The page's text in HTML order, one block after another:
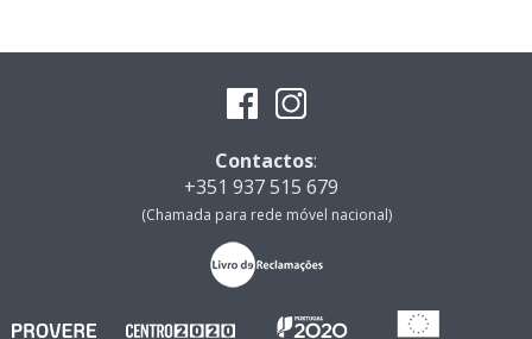
Contactos:
+351 937 515 679
(Chamada para rede móvel nacional)